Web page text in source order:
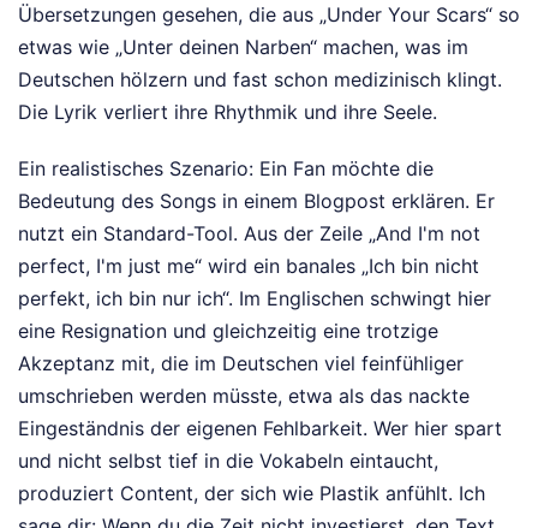
Übersetzungen gesehen, die aus „Under Your Scars“ so
etwas wie „Unter deinen Narben“ machen, was im
Deutschen hölzern und fast schon medizinisch klingt.
Die Lyrik verliert ihre Rhythmik und ihre Seele.
Ein realistisches Szenario: Ein Fan möchte die
Bedeutung des Songs in einem Blogpost erklären. Er
nutzt ein Standard-Tool. Aus der Zeile „And I'm not
perfect, I'm just me“ wird ein banales „Ich bin nicht
perfekt, ich bin nur ich“. Im Englischen schwingt hier
eine Resignation und gleichzeitig eine trotzige
Akzeptanz mit, die im Deutschen viel feinfühliger
umschrieben werden müsste, etwa als das nackte
Eingeständnis der eigenen Fehlbarkeit. Wer hier spart
und nicht selbst tief in die Vokabeln eintaucht,
produziert Content, der sich wie Plastik anfühlt. Ich